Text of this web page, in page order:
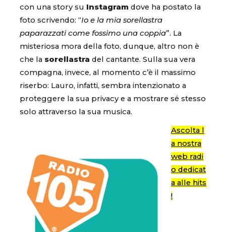
con una story su Instagram dove ha postato la
foto scrivendo: “Io e la mia sorellastra
paparazzati come fossimo una coppia”. La
misteriosa mora della foto, dunque, altro non è
che la sorellastra del cantante. Sulla sua vera
compagna, invece, al momento c’è il massimo
riserbo: Lauro, infatti, sembra intenzionato a
proteggere la sua privacy e a mostrare sé stesso
solo attraverso la sua musica.
Ascolta l
a nostra
web radi
o dedicat
a alle hits
!